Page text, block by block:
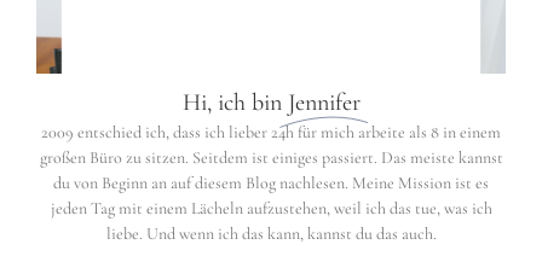
Hi, ich bin Jennifer
2009 entschied ich, dass ich lieber 24h für mich arbeite als 8 in einem
großen Büro zu sitzen. Seitdem ist einiges passiert. Das meiste kannst
du von Beginn an auf diesem Blog nachlesen. Meine Mission ist es
jeden Tag mit einem Lächeln aufzustehen, weil ich das tue, was ich
liebe. Und wenn ich das kann, kannst du das auch.